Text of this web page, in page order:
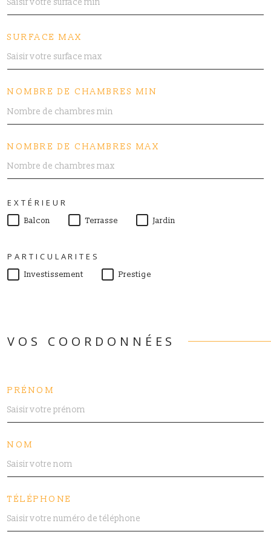
SURFACE MAX
NOMBRE DE CHAMBRES MIN
NOMBRE DE CHAMBRES MAX
EXTÉRIEUR
Balcon Terrasse Jardin
PARTICULARITES
Investissement Prestige
VOS COORDONNÉES
PRÉNOM
NOM
TÉLÉPHONE